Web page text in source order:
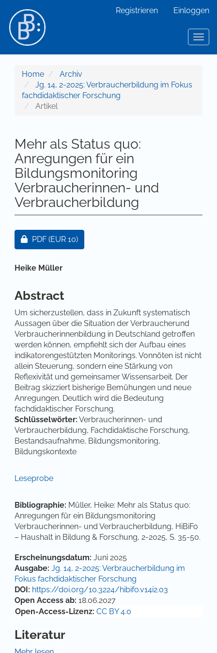
Hauptinhalt
Sidebar
Registrieren Einloggen
Home
Archiv
Jg. 14, 2-2025: Verbraucherbildung im Fokus
fachdidaktischer Forschung
Artikel
Mehr als Status quo:
Anregungen für ein
Bildungsmonitoring
Verbraucherinnen- und
Verbraucherbildung
Artikel-Sidebar
Zugang für Abonnent/innen oder durch Zahlung
PDF (EUR 10)
Hauptsächlicher Artikelinhalt
Heike Müller
Abstract
Um sicherzustellen, dass in Zukunft systematisch
Aussagen über die Situation der Verbraucherund
Verbraucherinnenbildung in Deutschland getroffen
werden können, empfiehlt sich der Aufbau eines
indikatorengestützten Monitorings. Vonnöten ist nicht
allein Steuerung, sondern eine Stärkung von
Reflexivität und gemeinsamer Wissensarbeit. Der
Beitrag skizziert bisherige Bemühungen und neue
Anregungen. Deutlich wird die Bedeutung
fachdidaktischer Forschung.
Schlüsselwörter: Verbraucherinnen- und
Verbraucherbildung, Fachdidaktische Forschung,
Bestandsaufnahme, Bildungsmonitoring,
Bildungskontexte
Leseprobe
Bibliographie: Müller, Heike: Mehr als Status quo:
Anregungen für ein Bildungsmonitoring
Verbraucherinnen- und Verbraucherbildung, HiBiFo
– Haushalt in Bildung & Forschung, 2-2025, S. 35-50.
Artikel-Details
Erscheinungsdatum: Juni 2025
Ausgabe: Jg. 14, 2-2025: Verbraucherbildung im
Fokus fachdidaktischer Forschung
DOI: https://doi.org/10.3224/hibifo.v14i2.03
Open Access ab: 18.06.2027
Open-Access-Lizenz: CC BY 4.0
Literatur